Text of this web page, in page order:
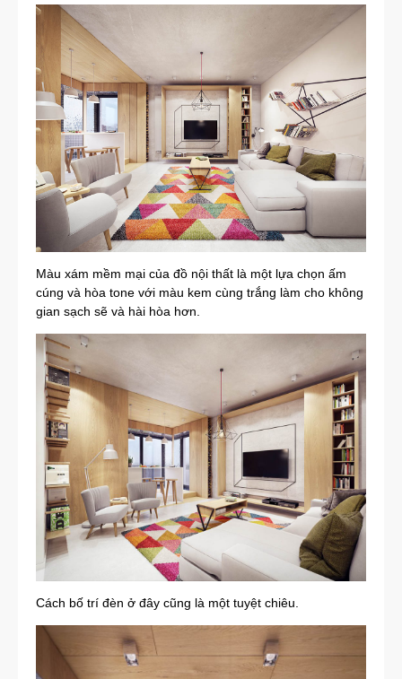
Màu xám mềm mại của đồ nội thất là một lựa chọn ấm
cúng và hòa tone với màu kem cùng trắng làm cho không
gian sạch sẽ và hài hòa hơn.
Cách bố trí đèn ở đây cũng là một tuyệt chiêu.